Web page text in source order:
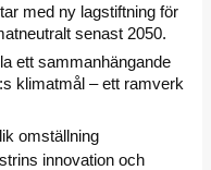
med ny lagstiftning för
senast 2050.
ett sammanhängande
klimatmål – ett ramverk
omställning
innovation och